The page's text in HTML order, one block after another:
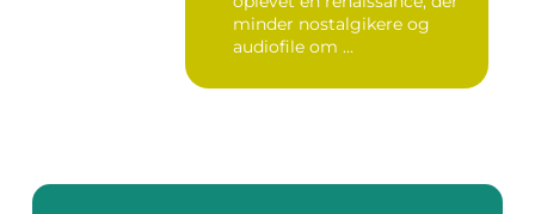
minder nostalgikere og
audiofile om ...